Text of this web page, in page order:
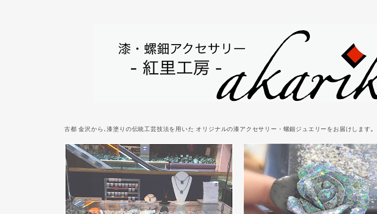
古都 金沢から､漆塗りの伝統工芸技法を用いた オリジナルの漆アクセサリー・螺鈿ジュエリーをお届けします｡